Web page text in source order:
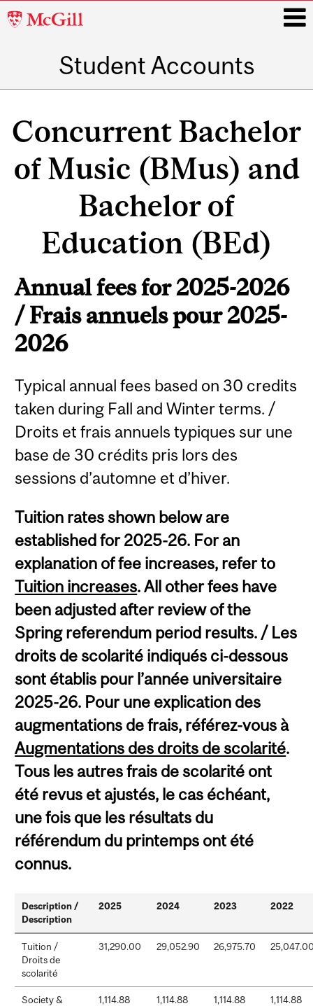
McGill
Student Accounts
navigation
Concurrent Bachelor
of Music (BMus) and
Bachelor of
Education (BEd)
Annual fees for 2025-2026
/ Frais annuels pour 2025-
2026
Typical annual fees based on 30 credits
taken during Fall and Winter terms. /
Droits et frais annuels typiques sur une
base de 30 crédits pris lors des
sessions d’automne et d’hiver.
Tuition rates shown below are
established for 2025-26. For an
explanation of fee increases, refer to
Tuition increases. All other fees have
been adjusted after review of the
Spring referendum period results. / Les
droits de scolarité indiqués ci-dessous
sont établis pour l’année universitaire
2025-26. Pour une explication des
augmentations de frais, référez-vous à
Augmentations des droits de scolarité.
Tous les autres frais de scolarité ont
été revus et ajustés, le cas échéant,
une fois que les résultats du
référendum du printemps ont été
connus.
Description /
Description
2025 2024 2023 2022
Tuition /
Droits de
scolarité
31,290.00 29,052.90 26,975.70
Society &
1,114.88 1,114.88 1,114.88 1,114.88